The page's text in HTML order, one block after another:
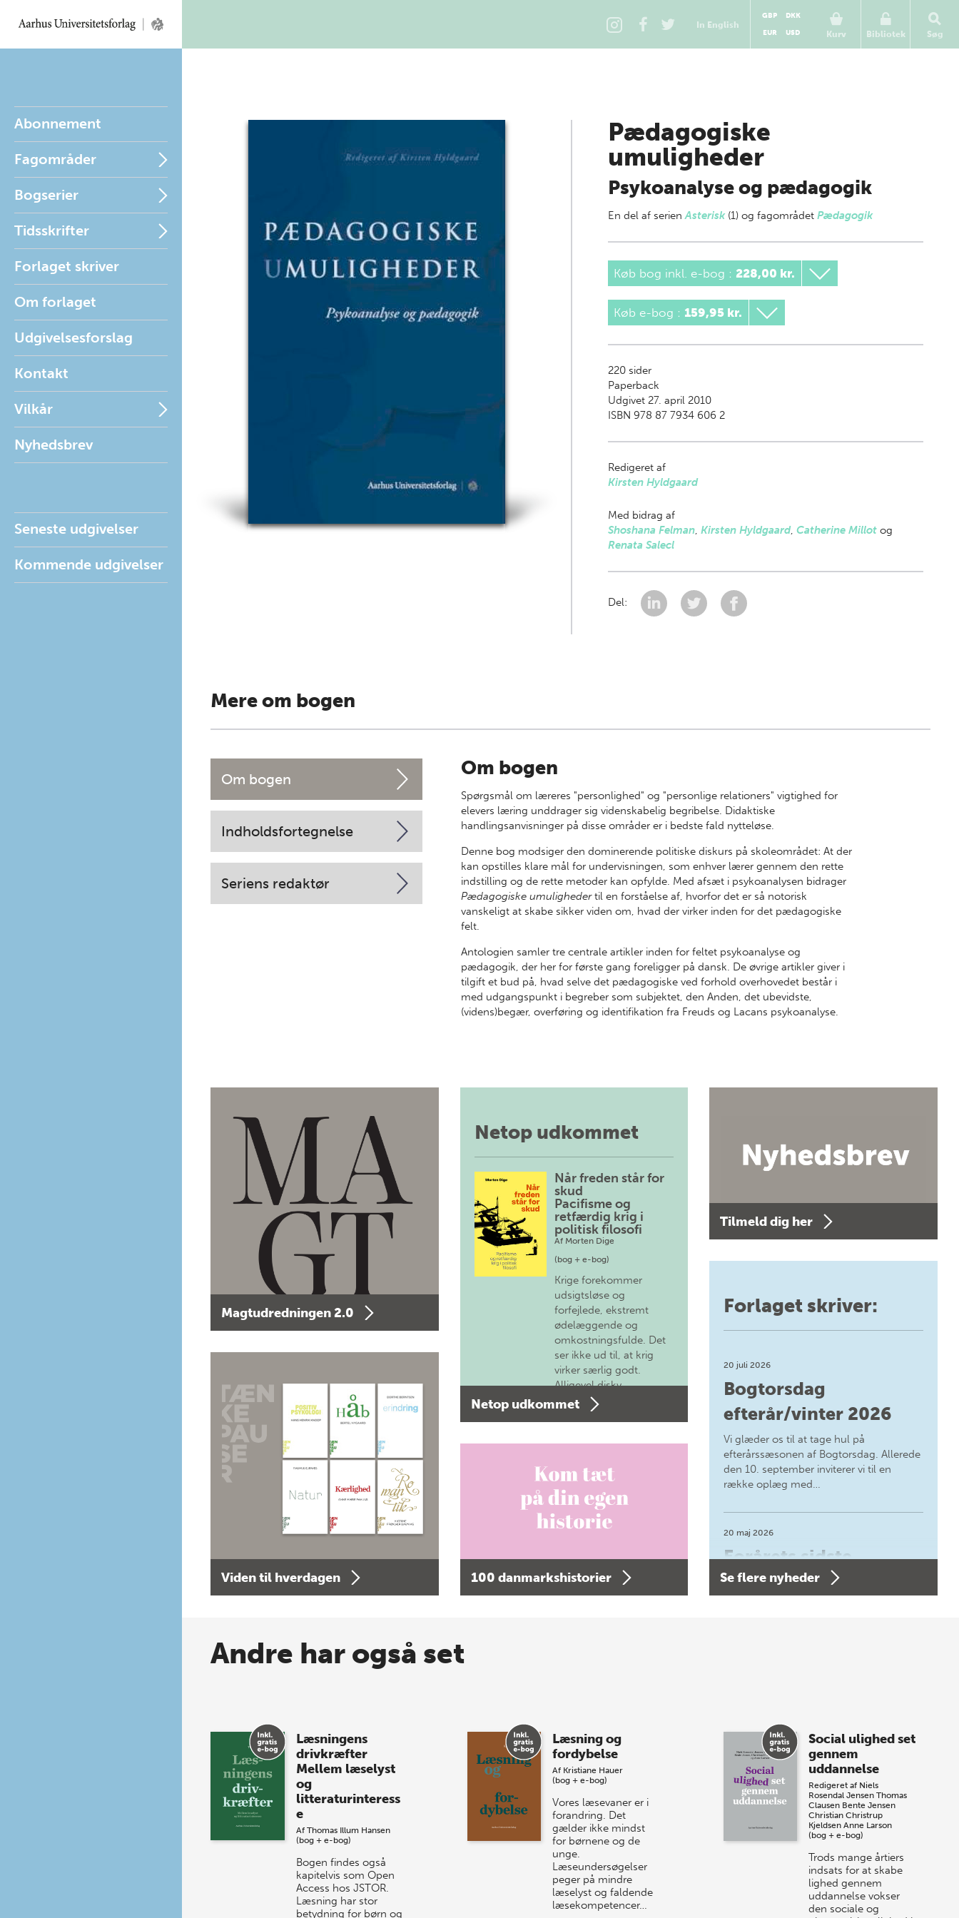
In English
Kurv
GBP
DKK
EUR
USD Bibliotek Søg
Abonnement
Fagområder
Bogserier
Tidsskrifter
Forlaget skriver
Om forlaget
Udgivelsesforslag
Kontakt
Vilkår
Nyhedsbrev
Seneste udgivelser
Kommende udgivelser
Pædagogiske
umuligheder
Psykoanalyse og pædagogik
En del af serienAsterisk (1) og fagområdet Pædagogik
Køb bog inkl. e-bog : 228,00 kr.
Køb e-bog : 159,95 kr.
220sider
Paperback
Udgivet 27. april 2010
ISBN 978 87 7934 606 2
Redigeret af
Kirsten Hyldgaard
Med bidrag af
Shoshana Felman, Kirsten Hyldgaard, Catherine Millotog
Renata Salecl
Del:
Mere om bogen
Om bogen
Indholdsfortegnelse
Seriens redaktør
Om bogen
Spørgsmål om læreres "personlighed" og "personlige relationers" vigtighed for
elevers læring unddrager sig videnskabelig begribelse. Didaktiske
handlingsanvisninger på disse områder er i bedste fald nytteløse.
Denne bog modsiger den dominerende politiske diskurs på skoleområdet: At der
kan opstilles klare mål for undervisningen, som enhver lærer gennem den rette
indstilling og de rette metoder kan opfylde. Med afsæt i psykoanalysen bidrager
Pædagogiske umulighedertil en forståelse af, hvorfor det er så notorisk
vanskeligt at skabe sikker viden om, hvad der virker inden for det pædagogiske
felt.
Antologien samler tre centrale artikler inden for feltet psykoanalyse og
pædagogik, der her for første gang foreligger på dansk. De øvrige artikler giver i
tilgift et bud på, hvad selve det pædagogiske ved forhold overhovedet består i
med udgangspunkt i begreber som subjektet, den Anden, det ubevidste,
(videns)begær, overføring og identifikation fra Freuds og Lacans psykoanalyse.
Magtudredningen 2.0
Viden til hverdagen
Netop udkommet
Når freden står for
skud
Pacifisme og
retfærdig krig i
politisk filosofi
Af Morten Dige
(bog + e-bog)
Krige forekommer
udsigtsløse og
forfejlede, ekstremt
ødelæggende og
omkostningsfulde. Det
ser ikke ud til, at krig
virker særlig godt.
Alligevel diskv…
Netop udkommet
100 danmarkshistorier
Tilmeld dig her
Forlaget skriver:
20 juli 2026
Bogtorsdag
efterår/vinter 2026
Vi glæder os til at tage hul på
efterårssæsonen af Bogtorsdag. Allerede
den 10. september inviterer vi til en
række oplæg med…
20 maj 2026
Forårets sidste
Bogtorsdag 11. juni
Spar op til 70% til
sommer-lagersalg!
Vi gentager succesen og inviterer igen i
år til vores store sommer-lagersalg,
så sæt kryds i kalenderen onsdag den
Se flere nyheder
Andre har også set
Læsningens
drivkræfter
Mellem læselyst
og
litteraturinteress
e
Af Thomas Illum Hansen
(bog + e-bog)
Bogen findes også
kapitelvis som Open
Access hos JSTOR.
Læsning har stor
betydning for børn og
Læsning og
fordybelse
Af Kristiane Hauer
(bog + e-bog)
Vores læsevaner er i
forandring. Det
gælder ikke mindst
for børnene og de
unge.
Læseundersøgelser
peger på mindre
læselyst og faldende
læsekompetencer…
Social ulighed set
gennem
uddannelse
Redigeret af Niels
Rosendal Jensen Thomas
Clausen Bente Jensen
Christian Christrup
Kjeldsen Anne Larson
(bog + e-bog)
Trods mange årtiers
indsats for at skabe
lighed gennem
uddannelse vokser
den sociale og